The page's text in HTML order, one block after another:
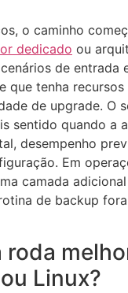
o caminho
dedicado ou
de entrada
que tenha recursos
de upgrade. O
sentido quando a
desempenho
Em
camada
de backup
roda
Linux?